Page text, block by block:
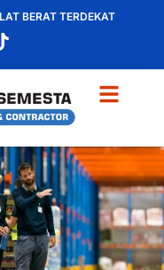
BERAT TERDEKAT